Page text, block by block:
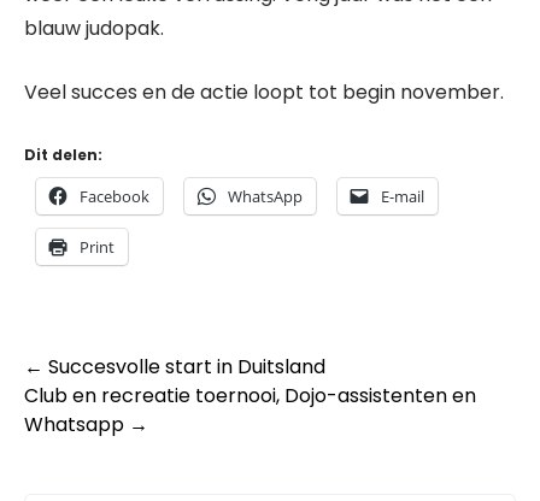
blauw judopak.
Veel succes en de actie loopt tot begin november.
Dit delen:
Facebook WhatsApp E-mail
Print
Post
navigation
← Succesvolle start in Duitsland
Club en recreatie toernooi, Dojo-assistenten en
Whatsapp →